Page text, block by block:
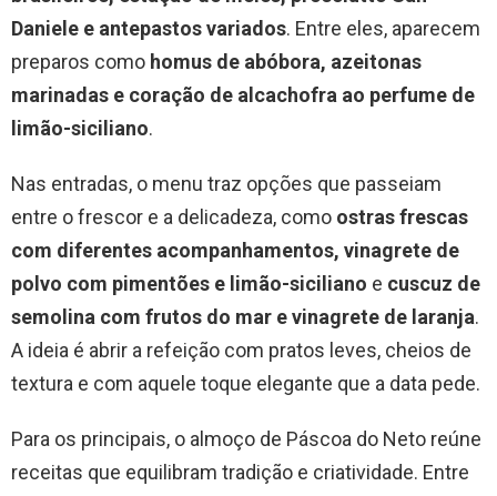
Daniele e antepastos variados. Entre eles, aparecem
preparos como homus de abóbora, azeitonas
marinadas e coração de alcachofra ao perfume de
limão-siciliano.
Nas entradas, o menu traz opções que passeiam
entre o frescor e a delicadeza, como ostras frescas
com diferentes acompanhamentos, vinagrete de
polvo com pimentões e limão-siciliano e cuscuz de
semolina com frutos do mar e vinagrete de laranja.
A ideia é abrir a refeição com pratos leves, cheios de
textura e com aquele toque elegante que a data pede.
Para os principais, o almoço de Páscoa do Neto reúne
receitas que equilibram tradição e criatividade. Entre